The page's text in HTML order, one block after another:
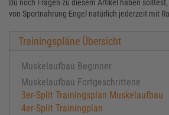
Du noch Fragen zu diesem Artikel haben
von Sportnahrung-Engel natürlich jederzeit mit
Trainingspläne Übersicht
Muskelaufbau Beginner
Muskelaufbau Fortgeschrittene
3er-Split Trainingsplan Muskelaufbau
4er-Split Trainingplan